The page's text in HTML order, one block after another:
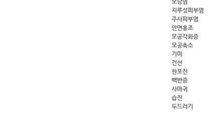
모낭염
지루성피부염
주사피부염
안면홍조
모공각화증
모공축소
기미
건선
한포진
백반증
사마귀
습진
두드러기